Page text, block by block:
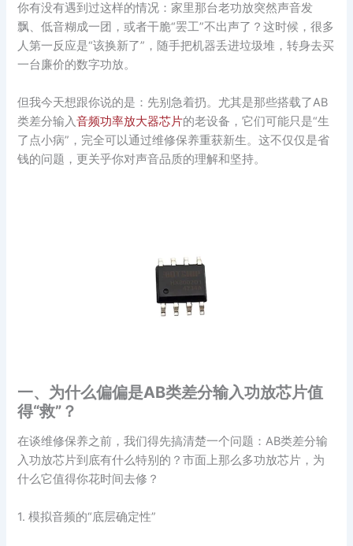
你有没有遇到过这样的情况：家里那台老功放突然声音发
飘、低音糊成一团，或者干脆“罢工”不出声了？这时候，很多
人第一反应是“该换新了”，随手把机器丢进垃圾堆，转身去买
一台廉价的数字功放。
但我今天想跟你说的是：先别急着扔。尤其是那些搭载了AB
类差分输入音频功率放大器芯片的老设备，它们可能只是“生
了点小病”，完全可以通过维修保养重获新生。这不仅仅是省
钱的问题，更关乎你对声音品质的理解和坚持。
一、为什么偏偏是AB类差分输入功放芯片值
得“救”？
在谈维修保养之前，我们得先搞清楚一个问题：AB类差分输
入功放芯片到底有什么特别的？市面上那么多功放芯片，为
什么它值得你花时间去修？
1. 模拟音频的“底层确定性”